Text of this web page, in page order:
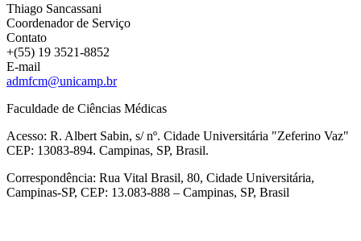
Thiago Sancassani
Coordenador de Serviço
Contato
+(55) 19 3521-8852
E-mail
admfcm@unicamp.br
Faculdade de Ciências Médicas
Acesso: R. Albert Sabin, s/ nº. Cidade Universitária "Zeferino Vaz"
CEP: 13083-894. Campinas, SP, Brasil.
Correspondência: Rua Vital Brasil, 80, Cidade Universitária,
Campinas-SP, CEP: 13.083-888 – Campinas, SP, Brasil